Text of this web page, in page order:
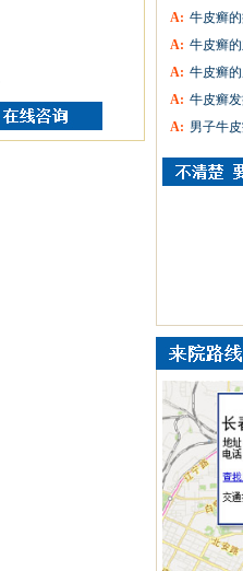
A: 牛皮癣
A: 牛皮癣
A: 牛皮癣
A: 牛皮癣
A: 男子牛